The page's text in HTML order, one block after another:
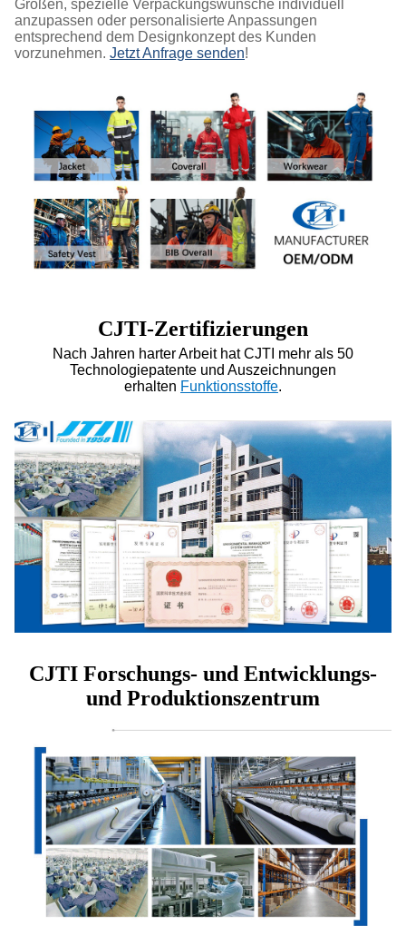
Größen, spezielle Verpackungswünsche individuell
anzupassen oder personalisierte Anpassungen
entsprechend dem Designkonzept des Kunden
vorzunehmen. Jetzt Anfrage senden!
CJTI-Zertifizierungen
Nach Jahren harter Arbeit hat CJTI mehr als 50
Technologiepatente und Auszeichnungen
erhalten Funktionsstoffe.
CJTI Forschungs- und Entwicklungs-
und Produktionszentrum